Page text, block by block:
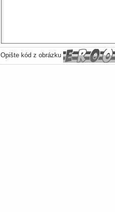
Opište kód z obrázku